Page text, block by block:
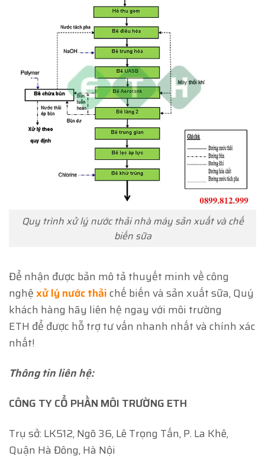
Quy trình xử lý nước thải nhà máy sản xuất và chế
biến sữa
Để nhận được bản mô tả thuyết minh về công
nghệxử lý nước thảichế biến và sản xuất sữa, Quý
khách hàng hãy liên hệ ngay với môi trường
ETH để được hỗ trợ tư vấn nhanh nhất và chính xác
nhất!
Thông tin liên hệ:
CÔNG TY CỔ PHẦN MÔI TRƯỜNG ETH
Trụ sở: LK512, Ngõ 36, Lê Trọng Tấn, P. La Khê,
Quận Hà Đông, Hà Nội